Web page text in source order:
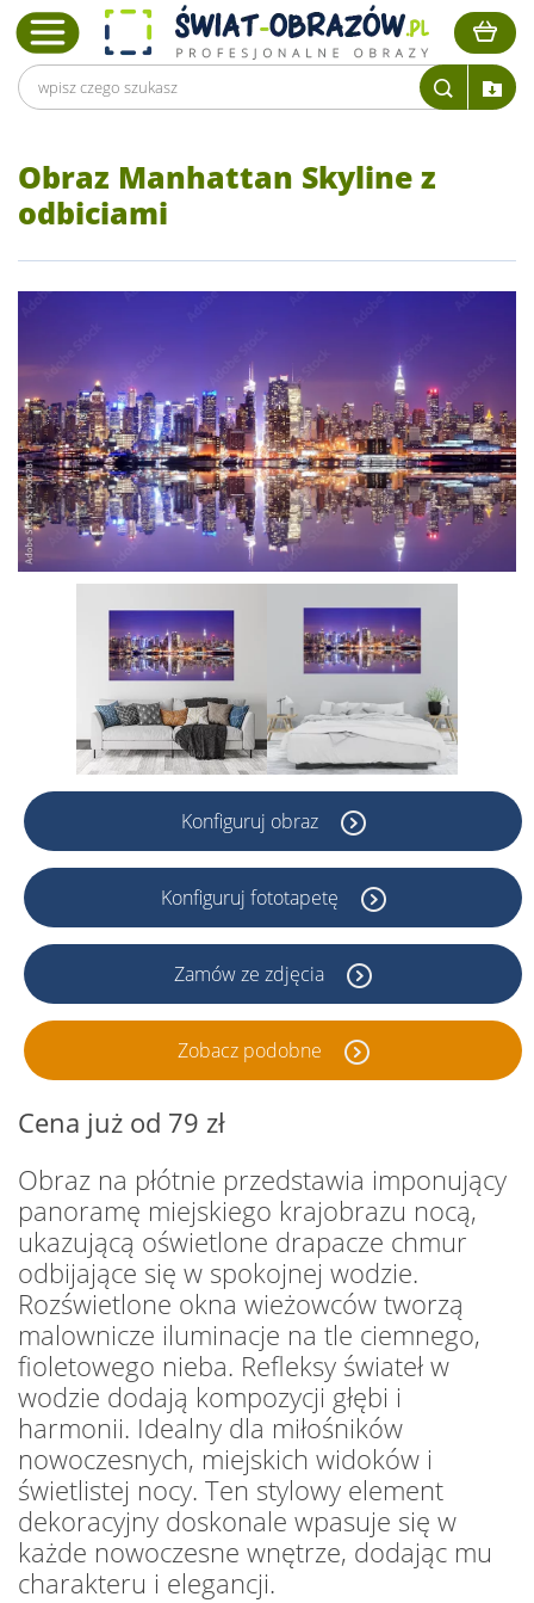
Obraz Manhattan Skyline z
odbiciami
Konfiguruj obraz
Konfiguruj fototapetę
Zamów ze zdjęcia
Zobacz podobne
Cena już od 79 zł
Obraz na płótnie przedstawia imponujący
panoramę miejskiego krajobrazu nocą,
ukazującą oświetlone drapacze chmur
odbijające się w spokojnej wodzie.
Rozświetlone okna wieżowców tworzą
malownicze iluminacje na tle ciemnego,
fioletowego nieba. Refleksy świateł w
wodzie dodają kompozycji głębi i
harmonii. Idealny dla miłośników
nowoczesnych, miejskich widoków i
świetlistej nocy. Ten stylowy element
dekoracyjny doskonale wpasuje się w
każde nowoczesne wnętrze, dodając mu
charakteru i elegancji.